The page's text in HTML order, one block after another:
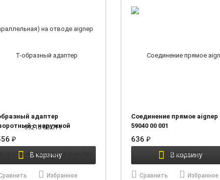
адаптер
с наружной
(параллельная) на
aignep 59216 00 008
₽
В корзину
Избранное
Соединение прямое aignep
59040 00 001
636 ₽
В корзину
Сравнить Избранное